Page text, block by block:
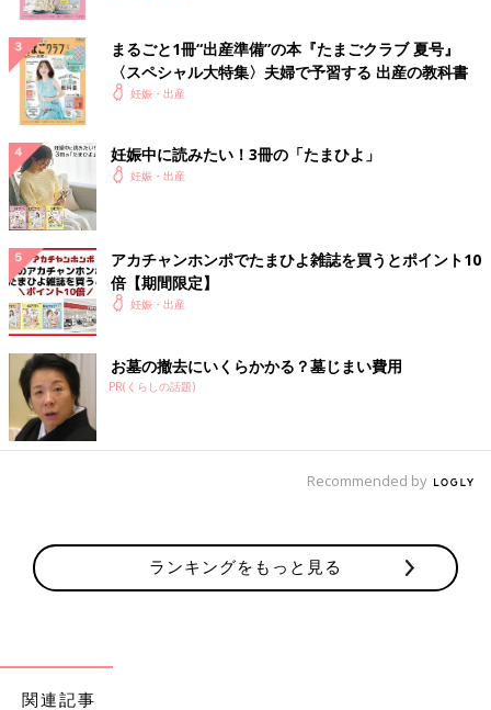
に行きました。当時まだ社殿に
の外出で、義母の手前、授乳のタイミングに迷っていました。母
乳がとても良く出るようになっていた私は、祈祷や記念写真撮影
中・車の後部座席でも、おっぱいの張りに苦しんでいました。
と義母に訴え、早々に帰宅しました。ようやく赤ちゃんに授乳
し、過剰在庫分を搾乳していると、リビングから親類との宴会を
楽しむ義母の笑い声が聞こえてきました。
息子優先の油っぽいメニューの毎日で、乳腺炎になりかけて苦し
みもだえている嫁の私と、隣の部屋で親類と食事を楽しむ義母の
構図。そんな状態が突然終わったのは、義父から義母にきた「一
人で寂しいから、もう帰ってきてくれ」の“鶴の一声”の電話でし
た。
子どもが生後6ヶ月になった年末年始。世間では“新型
ンザ”が大流行していました。混雑する空港や飛行機に赤ちゃん
を乗せることはためらわれ、渋滞の高速道路を長時間車に乗せる
ことも憂鬱で、「今年は帰省をせず、自宅で過ごしたい」と、両
家に申し出ました。実母の反応は、「赤ちゃんのことを第一に考
という状況変化がなければ気づかなかった義実家の本心、そし
て、口下手なために幼い頃から伝わりづらかった実母の深い愛情
まるごと1冊“出産準備”の本『たまごクラブ 夏号』
〈スペシャル大特集〉夫婦で予習する 出産の教科書
妊娠・出産
妊娠中に読みたい！3冊の「たまひよ」
妊娠・出産
アカチャンホンポでたまひよ雑誌を買うとポイント10
倍【期間限定】
妊娠・出産
お墓の撤去にいくらかかる？墓じまい費用
PR(くらしの話題)
Recommended by
ランキングをもっと見る
関連記事